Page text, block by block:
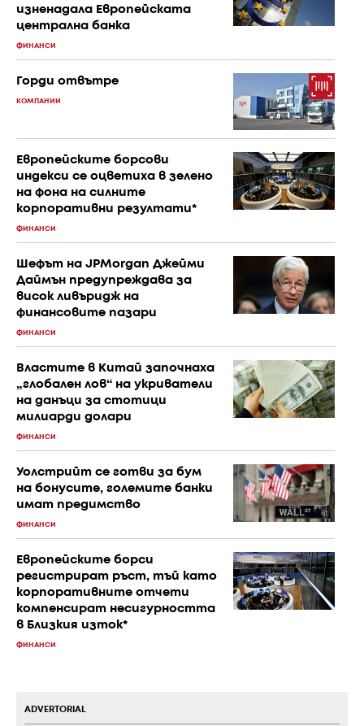
изненадала Европейската
централна банка
ФИНАНСИ
Горди отвътре
КОМПАНИИ
Европейските борсови
индекси се оцветиха в зелено
на фона на силните
корпоративни резултати*
ФИНАНСИ
Шефът на JPMorgan Джейми
Даймън предупреждава за
висок ливъридж на
финансовите пазари
ФИНАНСИ
Властите в Китай започнаха
„глобален лов“ на укриватели
на данъци за стотици
милиарди долари
ФИНАНСИ
Уолстрийт се готви за бум
на бонусите, големите банки
имат предимство
ФИНАНСИ
Европейските борси
регистрират ръст, тъй като
корпоративните отчети
компенсират несигурността
в Близкия изток*
ФИНАНСИ
ADVERTORIAL